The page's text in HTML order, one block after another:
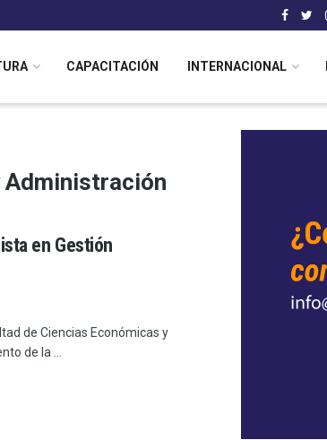
CAPACITACIÓN INTERNACIONAL
Administración
en Gestión
de Ciencias Económicas y
de la ...